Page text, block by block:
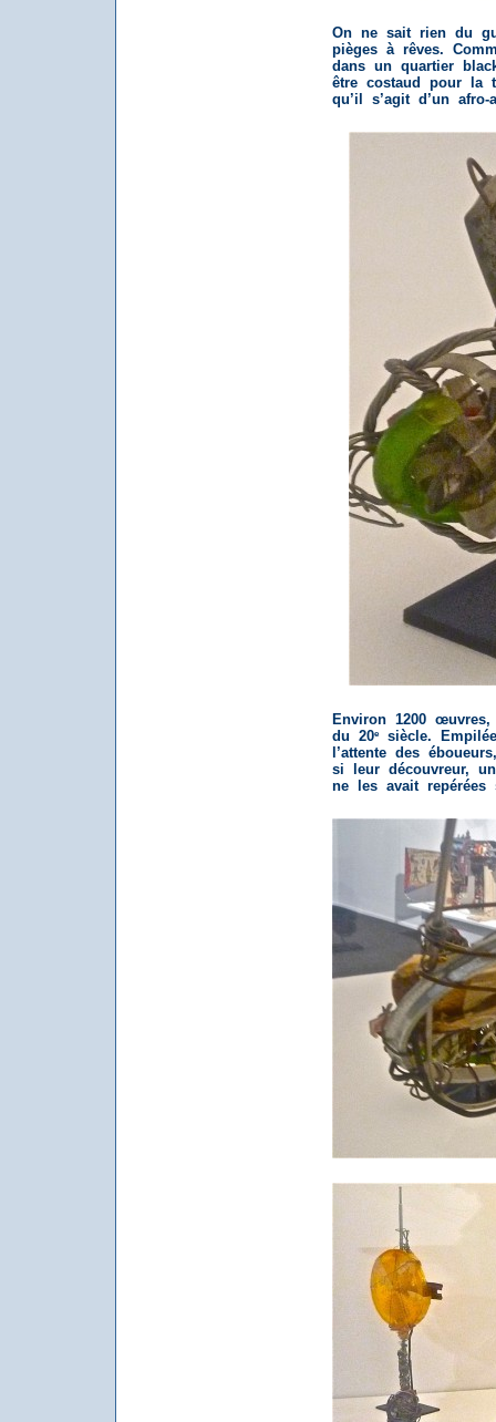
On ne sait rien du
pièges à rêves.
dans un quartier
être costaud pour la
qu’il s’agit d’un
Environ 1200
du 20esiècle.
l’attente des
si leur découvreur,
ne les avait